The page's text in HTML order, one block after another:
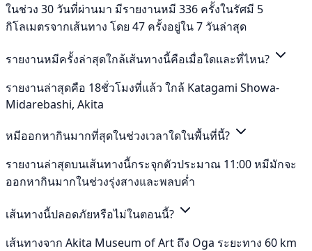
ในช่วง 30 วันที่ผ่านมา มีรายงานหมี 336 ครั้งในรัศมี 5
กิโลเมตรจากเส้นทาง โดย 47 ครั้งอยู่ใน 7 วันล่าสุด
รายงานหมีครั้งล่าสุดใกล้เส้นทางนี้คือเมื่อใดและที่ไหน?
รายงานล่าสุดคือ 18ชั่วโมงที่แล้ว ใกล้ Katagami Showa-
Midarebashi, Akita
หมีออกหากินมากที่สุดในช่วงเวลาใดในพื้นที่นี้?
รายงานล่าสุดบนเส้นทางนี้กระจุกตัวประมาณ 11:00 หมีมักจะ
ออกหากินมากในช่วงรุ่งสางและพลบค่ำ
เส้นทางนี้ปลอดภัยหรือไม่ในตอนนี้?
เส้นทางจาก Akita Museum of Art ถึง Oga ระยะทาง 60 km